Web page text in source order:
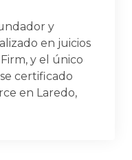
y
en juicios
y el único
certificado
en Laredo,